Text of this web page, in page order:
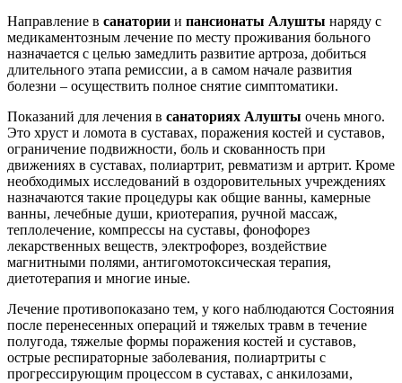
Направление в санатории и пансионаты Алушты наряду с
медикаментозным лечение по месту проживания больного
назначается с целью замедлить развитие артроза, добиться
длительного этапа ремиссии, а в самом начале развития
болезни – осуществить полное снятие симптоматики.
Показаний для лечения в санаториях Алушты очень много.
Это хруст и ломота в суставах, поражения костей и суставов,
ограничение подвижности, боль и скованность при
движениях в суставах, полиартрит, ревматизм и артрит. Кроме
необходимых исследований в оздоровительных учреждениях
назначаются такие процедуры как общие ванны, камерные
ванны, лечебные души, криотерапия, ручной массаж,
теплолечение, компрессы на суставы, фонофорез
лекарственных веществ, электрофорез, воздействие
магнитными полями, антигомотоксическая терапия,
диетотерапия и многие иные.
Лечение противопоказано тем, у кого наблюдаются Состояния
после перенесенных операций и тяжелых травм в течение
полугода, тяжелые формы поражения костей и суставов,
острые респираторные заболевания, полиартриты с
прогрессирующим процессом в суставах, с анкилозами,